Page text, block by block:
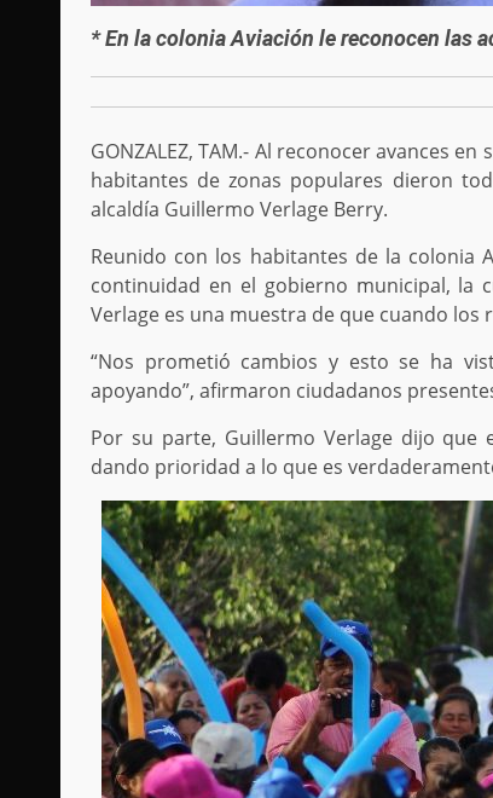
* En la colonia Aviación le reconocen las
GONZALEZ, TAM.- Al reconocer avances
habitantes de zonas populares dieron
alcaldía Guillermo Verlage Berry.
Reunido con los habitantes de la colonia
continuidad en el gobierno municipal, la
Verlage es una muestra de que cuando los
“Nos prometió cambios y esto se ha
apoyando”, afirmaron ciudadanos
Por su parte, Guillermo Verlage dijo
dando prioridad a lo que es